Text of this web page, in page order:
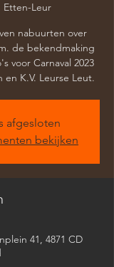
Etten-Leur
nabuurten over
de bekendmaking
voor Carnaval 2023
K.V. Leurse Leut.
afgesloten
bekijken
41, 4871 CD